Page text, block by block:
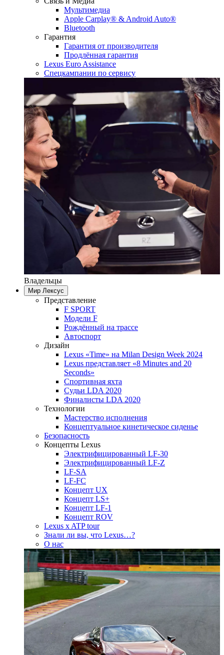
Мультимедиа
Apple Carplay® & Android Auto®
Bluetooth
Гарантия
Гарантия от производителя
Продлённая гарантия
Lexus Euro Assistance
Спецкампании по сервису
Владельцы
Мир Лексус
Представление
F SPORT
Модели F
Рождённый на трассе
Автоспорт
Дизайн
Lexus «Time» на Milan Design Week 2024
Lexus представляет «8 Minutes and 20
Seconds»
Спортивная яхта
Судьи LDA 2020
Финалисты LDA 2020
Технологии
Мастерство исполнения
Концептуальное кинетическое сиденье
Безопасность
Концепты Lexus
Электрифицированный LF-30
Электрифицированный LF-Z
LF-SA
LF-FC
Концепт UX
Концепт LS+
Концепт LF-1
Концепт ROV
Lexus x ATP tour
Знали ли вы, что Lexus…?
О нас